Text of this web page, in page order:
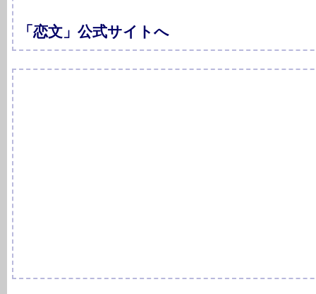
「恋文」公式サイトへ